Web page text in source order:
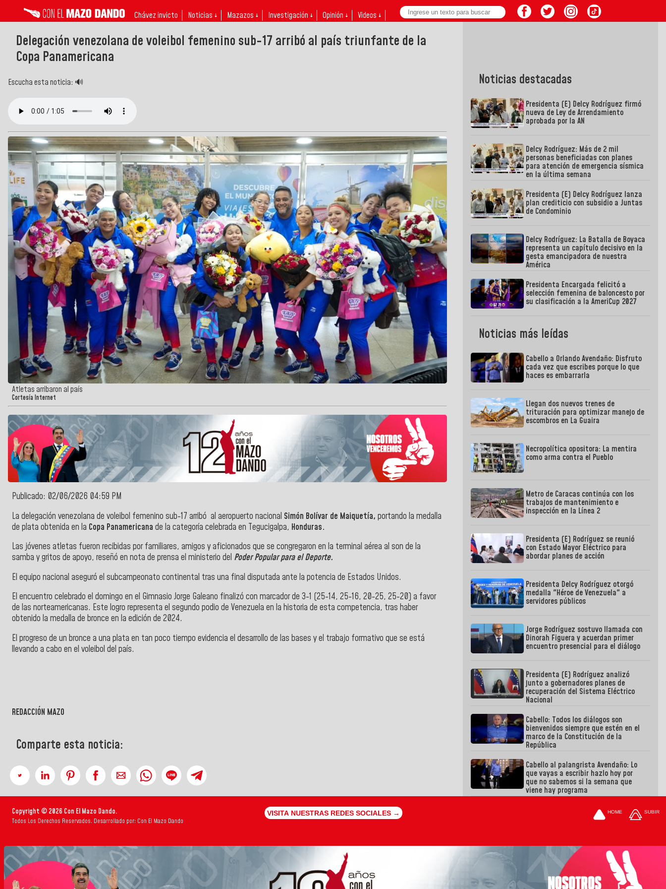
Chávez invicto Noticias ↓ Mazazos ↓ Investigación ↓ Opinión ↓ Videos ↓
Delegación venezolana de voleibol femenino sub-17 arribó al país triunfante de la
Copa Panamericana
Escucha esta noticia: 🔊
Atletas arribaron al país
Cortesía Internet
Publicado: 02/06/2026 04:59 PM
La delegación venezolana de voleibol femenino sub-17 arribó al aeropuerto nacional Simón Bolívar de Maiquetía, portando la medalla
de plata obtenida en la Copa Panamericana de la categoría celebrada en Tegucigalpa, Honduras.
Las jóvenes atletas fueron recibidas por familiares, amigos y aficionados que se congregaron en la terminal aérea al son de la
samba y gritos de apoyo, reseñó en nota de prensa el ministerio del Poder Popular para el Deporte.
El equipo nacional aseguró el subcampeonato continental tras una final disputada ante la potencia de Estados Unidos.
El encuentro celebrado el domingo en el Gimnasio Jorge Galeano finalizó con marcador de 3-1 (25-14, 25-16, 20-25, 25-20) a favor
de las norteamericanas. Este logro representa el segundo podio de Venezuela en la historia de esta competencia, tras haber
obtenido la medalla de bronce en la edición de 2024.
El progreso de un bronce a una plata en tan poco tiempo evidencia el desarrollo de las bases y el trabajo formativo que se está
llevando a cabo en el voleibol del país.
REDACCIÓN MAZO
Comparte esta noticia:
Noticias destacadas
Presidenta (E) Delcy Rodríguez firmó
nueva de Ley de Arrendamiento
aprobada por la AN
Delcy Rodríguez: Más de 2 mil
personas beneficiadas con planes
para atención de emergencia sísmica
en la última semana
Presidenta (E) Delcy Rodríguez lanza
plan crediticio con subsidio a Juntas
de Condominio
Delcy Rodríguez: La Batalla de Boyaca
representa un capítulo decisivo en la
gesta emancipadora de nuestra
América
Presidenta Encargada felicitó a
selección femenina de baloncesto por
su clasificación a la AmeriCup 2027
Noticias más leídas
Cabello a Orlando Avendaño: Disfruto
cada vez que escribes porque lo que
haces es embarrarla
Llegan dos nuevos trenes de
trituración para optimizar manejo de
escombros en La Guaira
Necropolítica opositora: La mentira
como arma contra el Pueblo
Metro de Caracas continúa con los
trabajos de mantenimiento e
inspección en la Línea 2
Presidenta (E) Rodríguez se reunió
con Estado Mayor Eléctrico para
abordar planes de acción
Presidenta Delcy Rodríguez otorgó
medalla "Héroe de Venezuela" a
servidores públicos
Jorge Rodríguez sostuvo llamada con
Dinorah Figuera y acuerdan primer
encuentro presencial para el diálogo
Presidenta (E) Rodríguez analizó
junto a gobernadores planes de
recuperación del Sistema Eléctrico
Nacional
Cabello: Todos los diálogos son
bienvenidos siempre que estén en el
marco de la Constitución de la
República
Cabello al palangrista Avendaño: Lo
que vayas a escribir hazlo hoy por
que no sabemos si la semana que
viene hay programa
Copyright © 2026 Con El Mazo Dando.
Todos Los Derechos Reservados. Desarrollado por: Con El Mazo Dando
VISITA NUESTRAS REDES SOCIALES → HOME SUBIR